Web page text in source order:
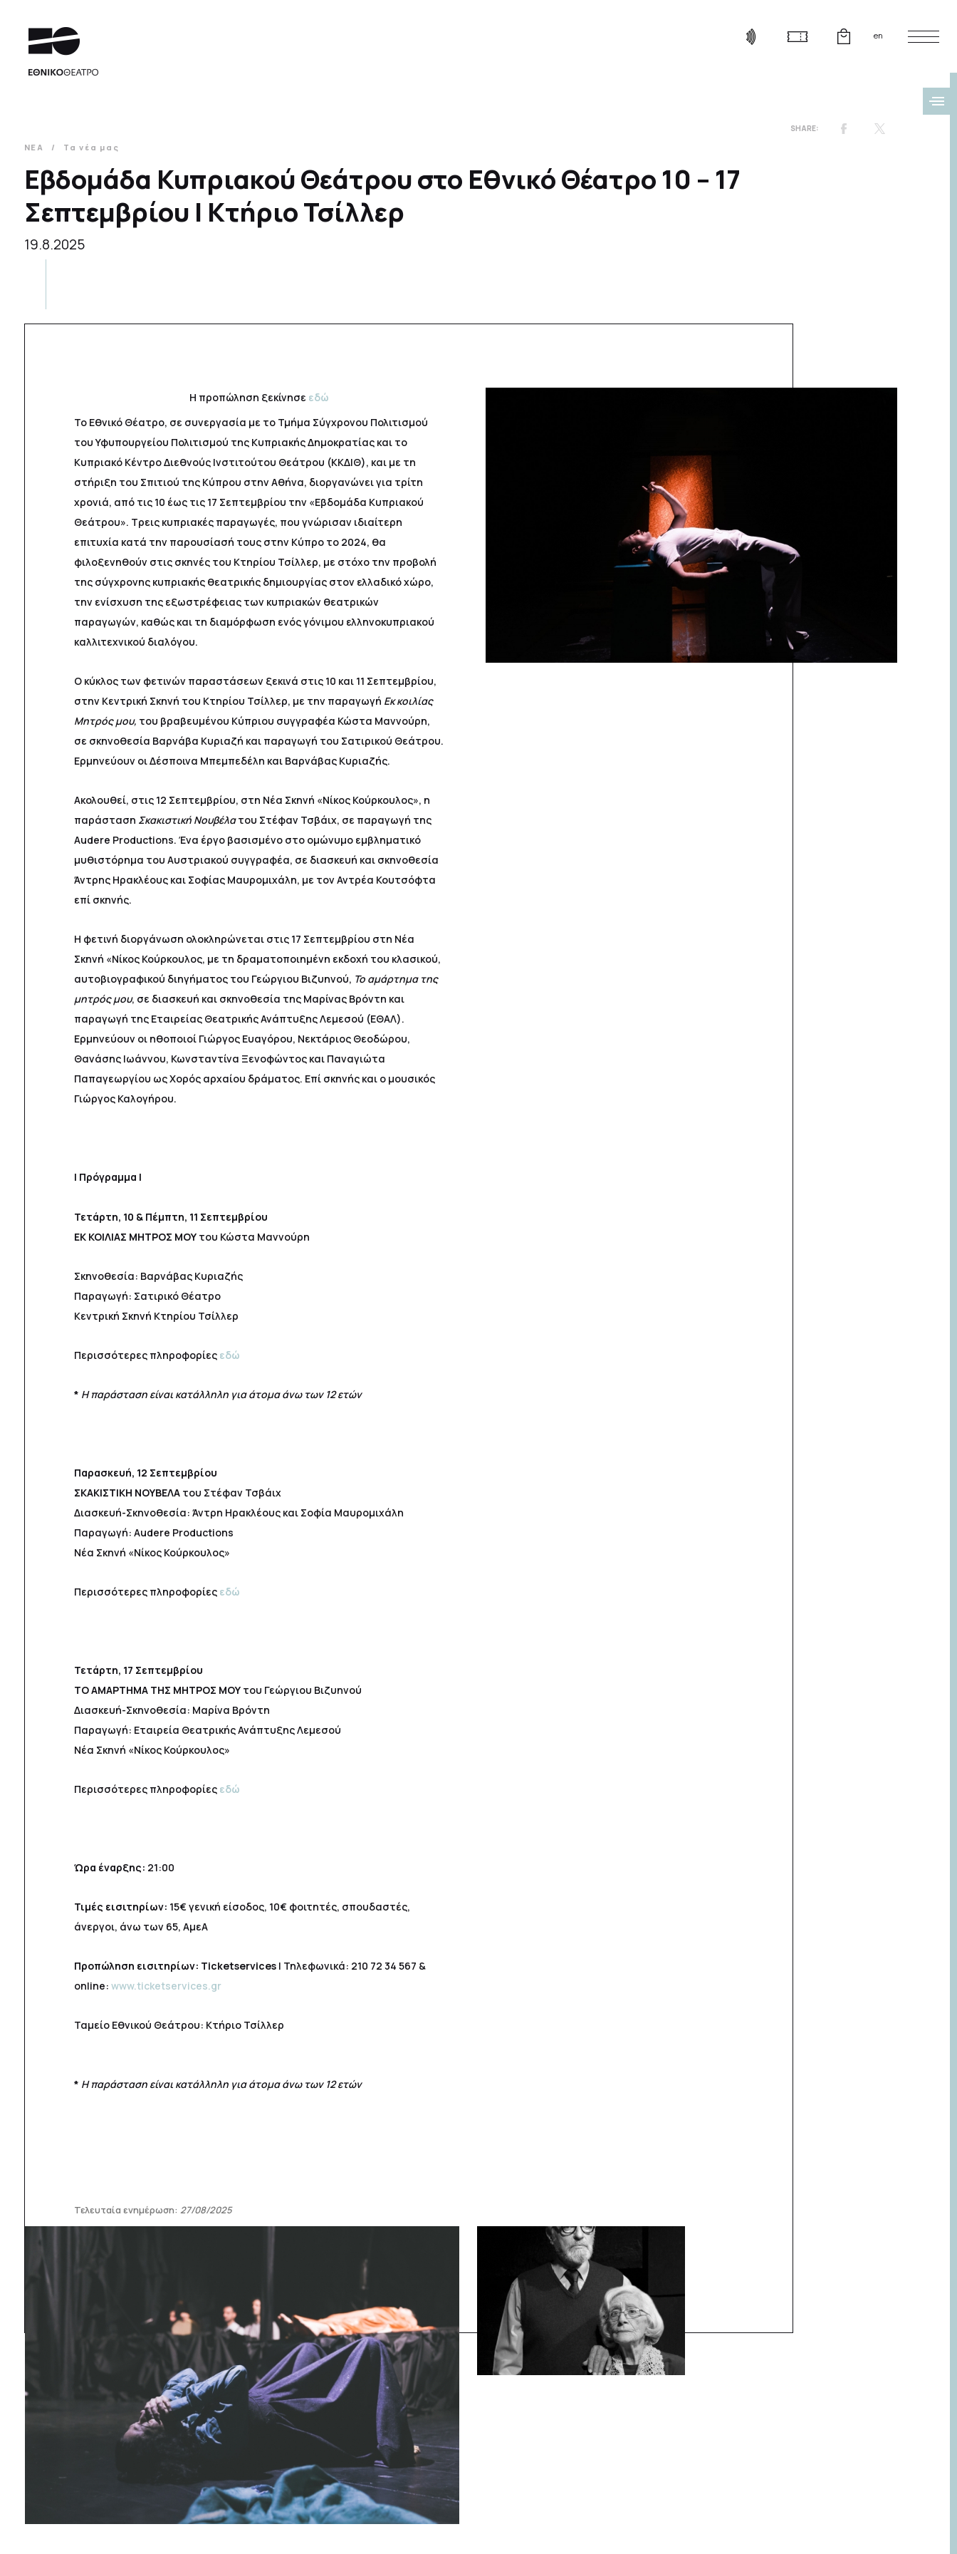
en
ΝΕΑ Τα νέα μας
Εβδομάδα Κυπριακού Θεάτρου στο Εθνικό Θέατρο 10 – 17
Σεπτεμβρίου | Κτήριο Τσίλλερ
19.8.2025
Η προπώληση ξεκίνησε εδώ
Το Εθνικό Θέατρο, σε συνεργασία με το Τμήμα Σύγχρονου Πολιτισμού
του Υφυπουργείου Πολιτισμού της Κυπριακής Δημοκρατίας και το
Κυπριακό Κέντρο Διεθνούς Ινστιτούτου Θεάτρου (ΚΚΔΙΘ), και με τη
στήριξη του Σπιτιού της Κύπρου στην Αθήνα, διοργανώνει για τρίτη
χρονιά, από τις 10 έως τις 17 Σεπτεμβρίου την «Εβδομάδα Κυπριακού
Θεάτρου». Τρεις κυπριακές παραγωγές, που γνώρισαν ιδιαίτερη
επιτυχία κατά την παρουσίασή τους στην Κύπρο το 2024, θα
φιλοξενηθούν στις σκηνές του Κτηρίου Τσίλλερ, με στόχο την προβολή
της σύγχρονης κυπριακής θεατρικής δημιουργίας στον ελλαδικό χώρο,
την ενίσχυση της εξωστρέφειας των κυπριακών θεατρικών
παραγωγών, καθώς και τη διαμόρφωση ενός γόνιμου ελληνοκυπριακού
καλλιτεχνικού διαλόγου.
Ο κύκλος των φετινών παραστάσεων ξεκινά στις 10 και 11 Σεπτεμβρίου,
στην Κεντρική Σκηνή του Κτηρίου Τσίλλερ, με την παραγωγή Εκ κοιλίας
Μητρός μου, του βραβευμένου Κύπριου συγγραφέα Κώστα Μαννούρη,
σε σκηνοθεσία Βαρνάβα Κυριαζή και παραγωγή του Σατιρικού Θεάτρου.
Ερμηνεύουν οι Δέσποινα Μπεμπεδέλη και Βαρνάβας Κυριαζής.
Ακολουθεί, στις 12 Σεπτεμβρίου, στη Νέα Σκηνή «Νίκος Κούρκουλος», η
παράσταση Σκακιστική Νουβέλατου Στέφαν Τσβάιχ, σε παραγωγή της
Αudere Productions. Ένα έργο βασισμένο στο ομώνυμο εμβληματικό
μυθιστόρημα του Αυστριακού συγγραφέα, σε διασκευή και σκηνοθεσία
Άντρης Ηρακλέους και Σοφίας Μαυρομιχάλη, με τον Αντρέα Κουτσόφτα
επί σκηνής.
Η φετινή διοργάνωση ολοκληρώνεται στις 17 Σεπτεμβρίου στη Νέα
Σκηνή «Νίκος Κούρκουλος, με τη δραματοποιημένη εκδοχή του κλασικού,
αυτοβιογραφικού διηγήματος του Γεώργιου Βιζυηνού, Το αμάρτημα της
μητρός μου, σε διασκευή και σκηνοθεσία της Μαρίνας Βρόντη και
παραγωγή της Εταιρείας Θεατρικής Ανάπτυξης Λεμεσού (ΕΘΑΛ).
Ερμηνεύουν οι ηθοποιοί Γιώργος Ευαγόρου, Νεκτάριος Θεοδώρου,
Θανάσης Ιωάννου, Κωνσταντίνα Ξενοφώντος και Παναγιώτα
Παπαγεωργίου ως Χορός αρχαίου δράματος. Επί σκηνής και ο μουσικός
Γιώργος Καλογήρου.
| Πρόγραμμα |
Τετάρτη, 10 & Πέμπτη, 11 Σεπτεμβρίου
ΕΚ ΚΟΙΛΙΑΣ ΜΗΤΡΟΣ ΜΟΥ του Κώστα Μαννούρη
Σκηνοθεσία: Βαρνάβας Κυριαζής
Παραγωγή: Σατιρικό Θέατρο
Κεντρική Σκηνή Κτηρίου Τσίλλερ
Περισσότερες πληροφορίες εδώ
* Η παράσταση είναι κατάλληλη για άτομα άνω των 12 ετών
Παρασκευή, 12 Σεπτεμβρίου
ΣΚΑΚΙΣΤΙΚΗ ΝΟΥΒΕΛΑ του Στέφαν Τσβάιχ
Διασκευή-Σκηνοθεσία: Άντρη Ηρακλέους και Σοφία Μαυρομιχάλη
Παραγωγή: Audere Productions
Νέα Σκηνή «Νίκος Κούρκουλος»
Περισσότερες πληροφορίες εδώ
Τετάρτη, 17 Σεπτεμβρίου
ΤΟ ΑΜΑΡΤΗΜΑ ΤΗΣ ΜΗΤΡΟΣ ΜΟΥ του Γεώργιου Βιζυηνού
Διασκευή-Σκηνοθεσία: Μαρίνα Βρόντη
Παραγωγή: Εταιρεία Θεατρικής Ανάπτυξης Λεμεσού
Νέα Σκηνή «Νίκος Κούρκουλος»
Περισσότερες πληροφορίες εδώ
Ώρα έναρξης: 21:00
Τιμές εισιτηρίων: 15€ γενική είσοδος, 10€ φοιτητές, σπουδαστές,
άνεργοι, άνω των 65, ΑμεΑ
Προπώληση εισιτηρίων: Ticketservices | Τηλεφωνικά: 210 72 34 567 &
online: www.ticketservices.gr
Ταμείο Εθνικού Θεάτρου: Κτήριο Τσίλλερ
* Η παράσταση είναι κατάλληλη για άτομα άνω των 12 ετών
Τελευταία ενημέρωση: 27/08/2025